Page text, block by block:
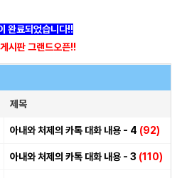
완료되었습니다!!
시판 그랜드오픈!!
제목
아내와 처제의 카톡 대화 내용 - 4 (92)
아내와 처제의 카톡 대화 내용 - 3 (110)